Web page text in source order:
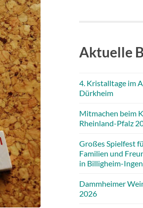
Aktuelle
4. Kristalltage im
Dürkheim
Mitmachen beim
Rheinland-Pfalz
Großes Spielfest
Familien und
in Billigheim-
Dammheimer
2026